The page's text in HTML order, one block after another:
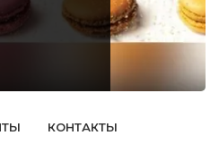
КОНТАКТЫ